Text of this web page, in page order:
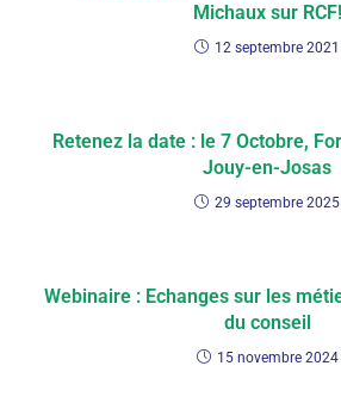
Michaux sur RCF!
12 septembre 2021
Retenez la date : le 7 Octobre,
Jouy-en-Josas
29 septembre 2025
Webinaire : Echanges sur les
du conseil
15 novembre 2024